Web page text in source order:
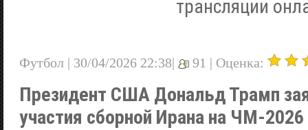
трансляции
Футбол | 30/04/2026 22:38| 91 | Оценка:
Президент США Дональд Трамп
участия сборной Ирана на ЧМ-2026